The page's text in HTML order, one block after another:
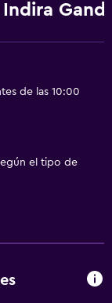
Indira
de las 10:00
el tipo de